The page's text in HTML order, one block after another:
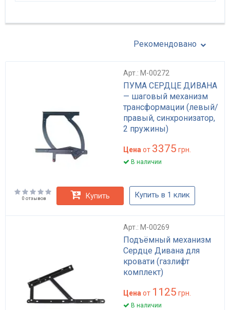
Рекомендовано
Арт.: M-00272
ПУМА СЕРДЦЕ ДИВАНА
— шаговый механизм
трансформации (левый/
правый, синхронизатор,
2 пружины)
Цена от 3375 грн.
В наличии
0 отзывов Купить Купить в 1 клик
Арт.: M-00269
Подъёмный механизм
Сердце Дивана для
кровати (газлифт
комплект)
Цена от 1125 грн.
В наличии